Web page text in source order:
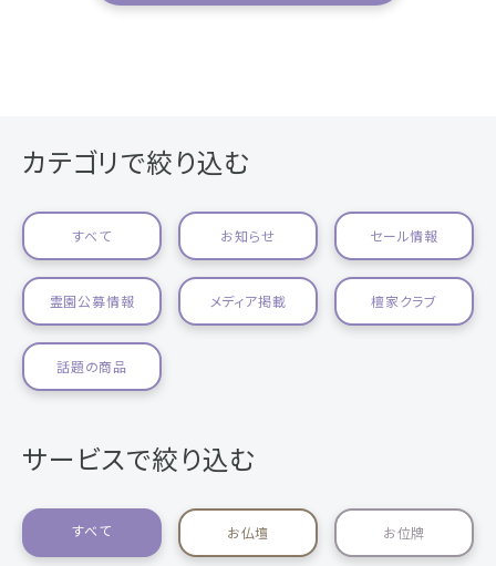
カテゴリで絞り込む
すべて お知らせ セール情報
霊園公募情報 メディア掲載 檀家クラブ
話題の商品
サービスで絞り込む
すべて お仏壇 お位牌